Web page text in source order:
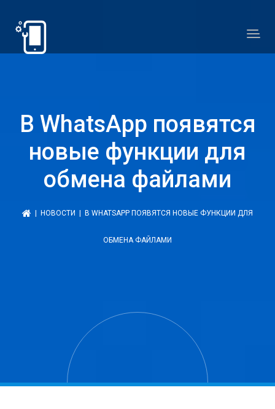
В WhatsApp появятся
новые функции для
обмена файлами
НОВОСТИ | В WHATSAPP ПОЯВЯТСЯ НОВЫЕ ФУНКЦИИ ДЛЯ
ОБМЕНА ФАЙЛАМИ